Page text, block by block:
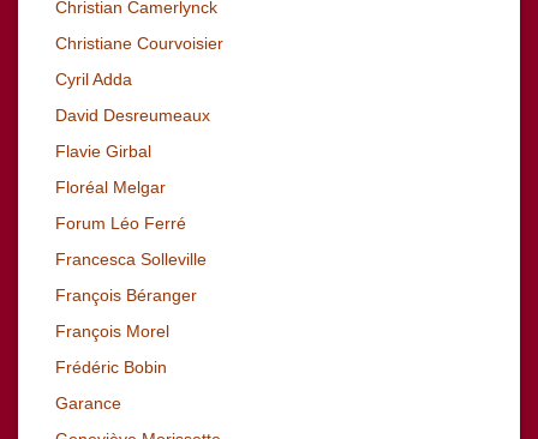
Christian Camerlynck
Christiane Courvoisier
Cyril Adda
David Desreumeaux
Flavie Girbal
Floréal Melgar
Forum Léo Ferré
Francesca Solleville
François Béranger
François Morel
Frédéric Bobin
Garance